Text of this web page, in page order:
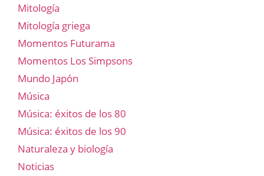
Mitología
Mitología griega
Momentos Futurama
Momentos Los Simpsons
Mundo Japón
Música
Música: éxitos de los 80
Música: éxitos de los 90
Naturaleza y biología
Noticias